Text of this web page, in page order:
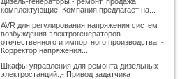
комплектующие.,Компания предлагает на...
AVR для регулирования напряжения систем
возбуждения электрогенераторов
отечественного и импортного производства:,-
Корректор напряжения...
Шкафы управления для ремонта дизельных
электростанций:,- Привод задатчика